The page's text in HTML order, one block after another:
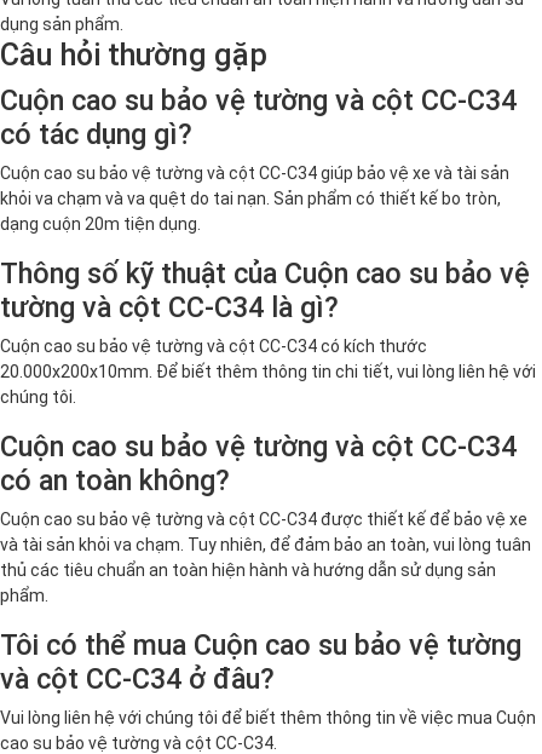
dụng sản phẩm.
Câu hỏi thường gặp
Cuộn cao su bảo vệ tường và cột CC-C34
có tác dụng gì?
Cuộn cao su bảo vệ tường và cột CC-C34 giúp bảo vệ xe và tài sản
khỏi va chạm và va quệt do tai nạn. Sản phẩm có thiết kế bo tròn,
dạng cuộn 20m tiện dụng.
Thông số kỹ thuật của Cuộn cao su bảo vệ
tường và cột CC-C34 là gì?
Cuộn cao su bảo vệ tường và cột CC-C34 có kích thước
20.000x200x10mm. Để biết thêm thông tin chi tiết, vui lòng liên hệ với
chúng tôi.
Cuộn cao su bảo vệ tường và cột CC-C34
có an toàn không?
Cuộn cao su bảo vệ tường và cột CC-C34 được thiết kế để bảo vệ xe
và tài sản khỏi va chạm. Tuy nhiên, để đảm bảo an toàn, vui lòng tuân
thủ các tiêu chuẩn an toàn hiện hành và hướng dẫn sử dụng sản
phẩm.
Tôi có thể mua Cuộn cao su bảo vệ tường
và cột CC-C34 ở đâu?
Vui lòng liên hệ với chúng tôi để biết thêm thông tin về việc mua Cuộn
cao su bảo vệ tường và cột CC-C34.